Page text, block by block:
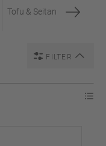
Tofu & Seitan
FILTER